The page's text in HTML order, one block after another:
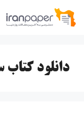
پرش
دانلود